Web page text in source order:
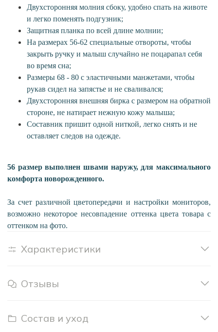
Двухсторонняя молния сбоку, удобно спать на животе
и легко поменять подгузник;
Защитная планка по всей длине молнии;
На размерах 56-62 специальные отвороты, чтобы
закрыть ручку и малыш случайно не поцарапал себя
во время сна;
Размеры 68 - 80 с эластичными манжетами, чтобы
рукав сидел на запястье и не сваливался;
Двухсторонняя внешняя бирка с размером на обратной
стороне, не натирает нежную кожу малыша;
Составник пришит одной ниткой, легко снять и не
оставляет следов на одежде.
56 размер выполнен швами наружу, для максимального
комфорта новорожденного.
За счет различной цветопередачи и настройки мониторов,
возможно некоторое несовпадение оттенка цвета товара с
оттенком на фото.
Характеристики
Отзывы
Состав и уход